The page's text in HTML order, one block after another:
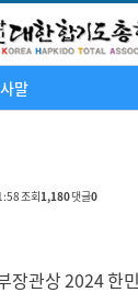
말
조회1,180댓글0
장관상 2024 한